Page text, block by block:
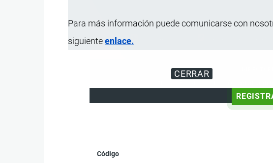
Para más información puede comunicarse con
siguienteenlace.
CERRAR
Registre su Empresa en el Directorio
Código